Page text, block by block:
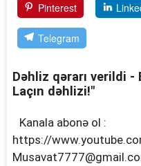
Pinterest
Telegram
Dəhliz qərarı verildi
Laçın dəhlizi!"
Kanala abonə ol :
https://